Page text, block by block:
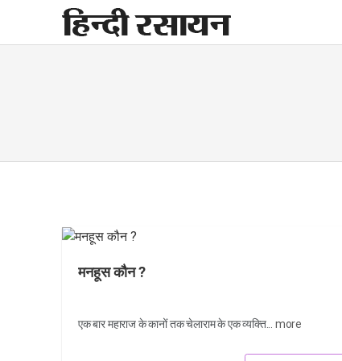
content
मनहूस कौन ?
एक बार महाराज के कानों तक चेलाराम के एक व्यक्ति... more